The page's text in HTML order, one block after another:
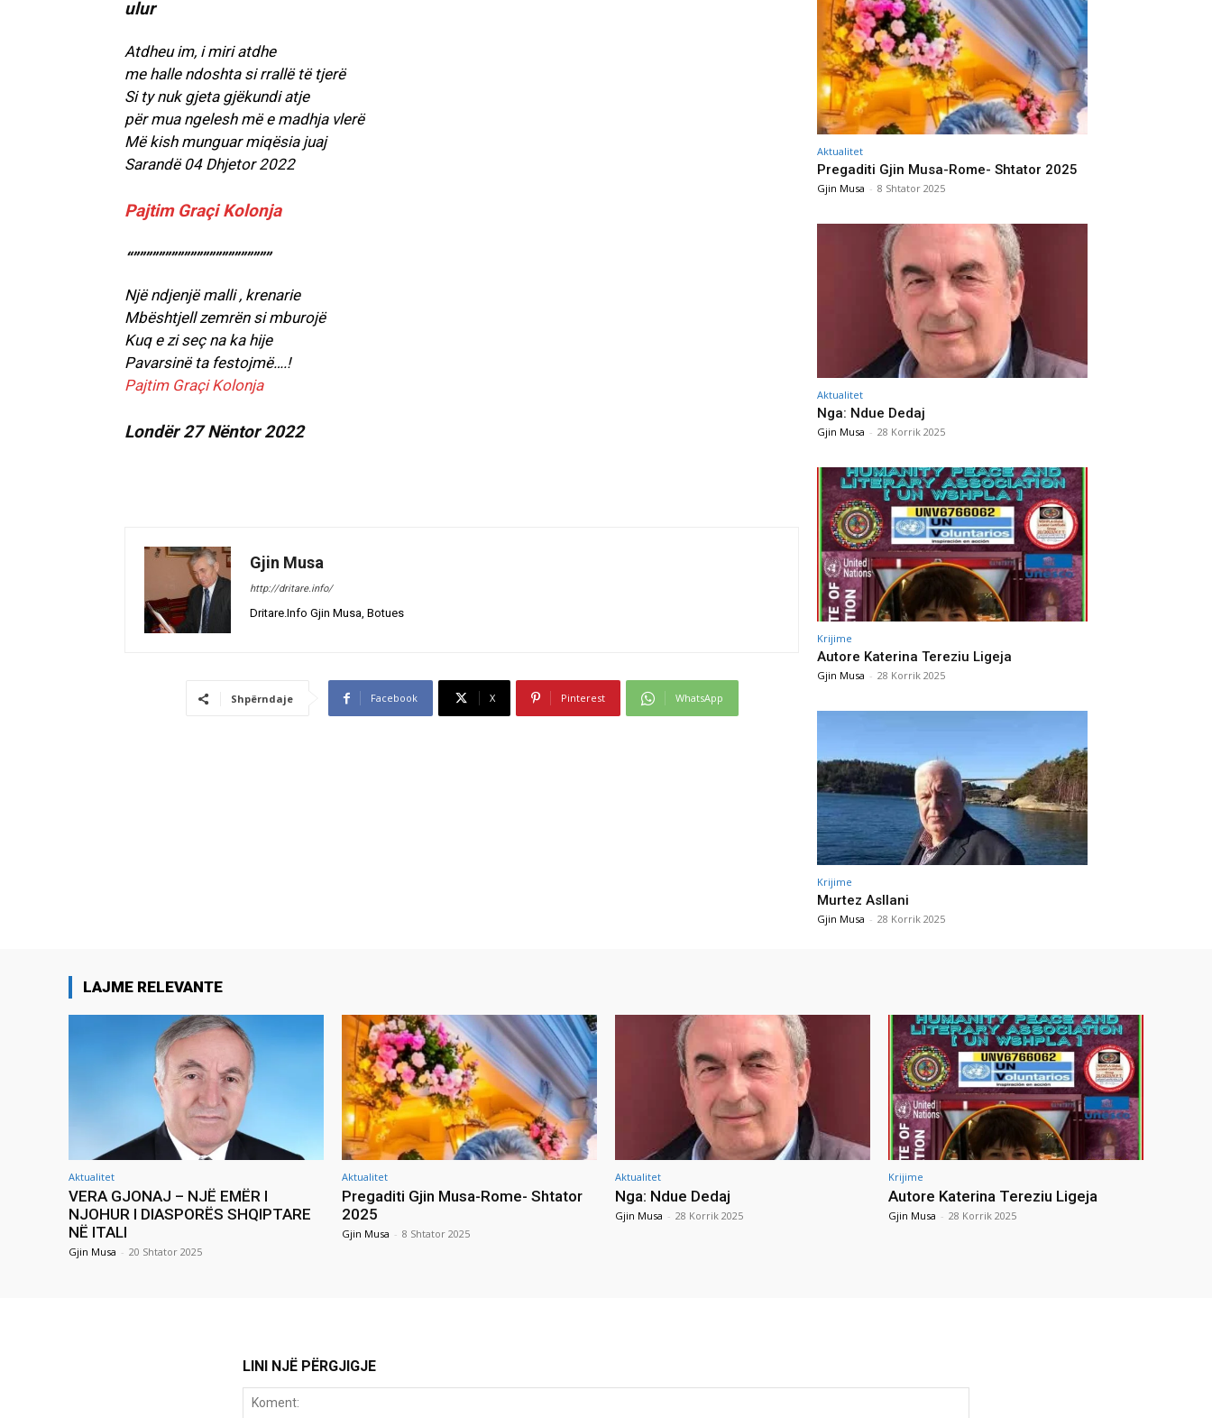
Atdheu im, i miri atdhe
me halle ndoshta si rrallë të tjerë
Si ty nuk gjeta gjëkundi atje
për mua ngelesh më e madhja vlerë
Më kish munguar miqësia juaj
Sarandë 04 Dhjetor 2022
Pajtim Graçi Kolonja
“””””””””””””””””””””””
Një ndjenjë malli , krenarie
Mbështjell zemrën si mburojë
Kuq e zi seç na ka hije
Pavarsinë ta festojmë….!
Pajtim Graçi Kolonja
Londër 27 Nëntor 2022
Gjin Musa
http://dritare.info/
Dritare.Info Gjin Musa, Botues
Shpërndaje Facebook X Pinterest WhatsApp
Aktualitet
Pregaditi Gjin Musa-Rome- Shtator 2025
Gjin Musa - 8 Shtator 2025
Aktualitet
Nga: Ndue Dedaj
Gjin Musa - 28 Korrik 2025
Krijime
Autore Katerina Tereziu Ligeja
Gjin Musa - 28 Korrik 2025
Krijime
Murtez Asllani
Gjin Musa - 28 Korrik 2025
LAJME RELEVANTE
Aktualitet
VERA GJONAJ – NJË EMËR I
NJOHUR I DIASPORËS SHQIPTARE
NË ITALI
Gjin Musa - 20 Shtator 2025
Aktualitet
Pregaditi Gjin Musa-Rome- Shtator
2025
Gjin Musa - 8 Shtator 2025
Aktualitet
Nga: Ndue Dedaj
Gjin Musa - 28 Korrik 2025
Krijime
Autore Katerina Tereziu Ligeja
Gjin Musa - 28 Korrik 2025
LINI NJË PËRGJIGJE